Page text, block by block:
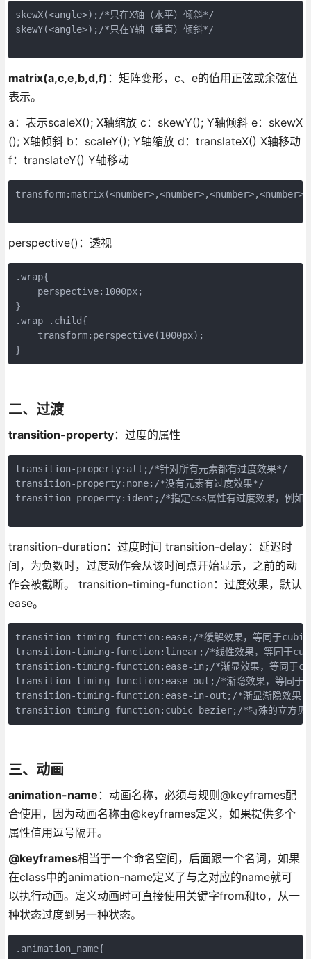
skewX(<angle>);/*只在X轴（水平）倾斜*/
skewY(<angle>);/*只在Y轴（垂直）倾斜*/
matrix(a,c,e,b,d,f) ：矩阵变形，c、e的值用正弦或余弦值
表示。
a：表示scaleX(); X轴缩放 c：skewY(); Y轴倾斜 e：skewX
(); X轴倾斜 b：scaleY(); Y轴缩放 d：translateX() X轴移动
f：translateY() Y轴移动
perspective()：透视
.wrap{
    perspective:1000px;
}
.wrap .child{
    transform:perspective(1000px);
二、过渡
transition-property：过度的属性
transition-property:all;/*针对所有元素都有过度效果*/
transition-property:none;/*没有元素有过度效果*/
transition-property:ident;/*指定css属性有过度效果，例如
transition-duration：过度时间 transition-delay：延迟时
间，为负数时，过度动作会从该时间点开始显示，之前的动
作会被截断。 transition-timing-function：过度效果，默认
ease。
transition-timing-function:ease;/*缓解效果，等同于
transition-timing-function:linear;/*线性效果，等同于
transition-timing-function:ease-in;/*渐显效果，等同于
transition-timing-function:ease-out;/*渐隐效果，等同
transition-timing-function:ease-in-out;/*渐显渐隐效果
三、动画
animation-name ：动画名称，必须与规则@keyframes配
合使用，因为动画名称由@keyframes定义，如果提供多个
属性值用逗号隔开。
@keyframes相当于一个命名空间，后面跟一个名词，如果
在class中的animation-name定义了与之对应的name就可
以执行动画。定义动画时可直接使用关键字from和to，从一
种状态过度到另一种状态。
.animation_name{